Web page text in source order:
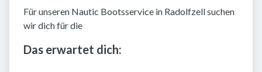
Für unseren Nautic Bootsservice in Radolfzell suchen
wir dich für die
Das erwartet dich: